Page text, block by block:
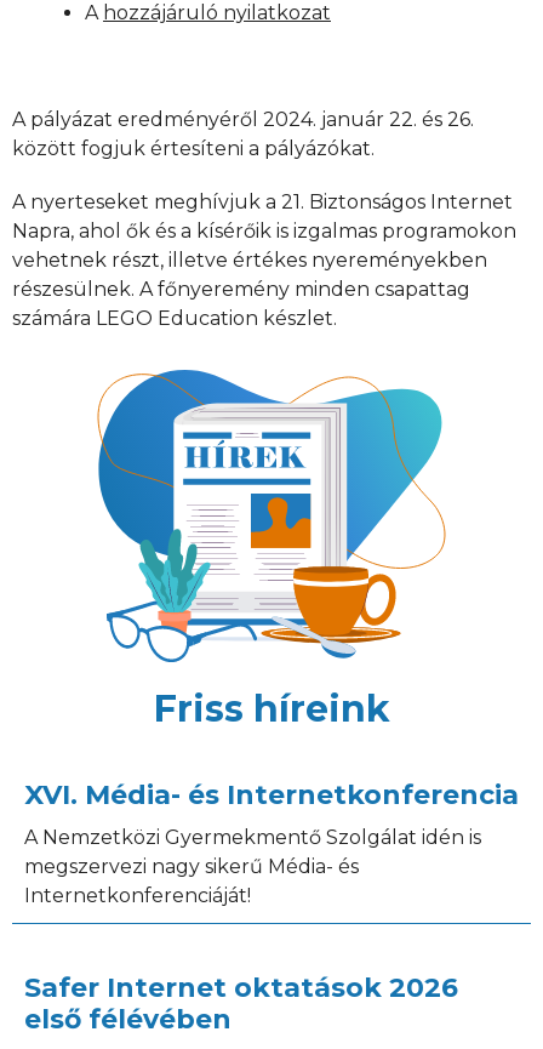
A hozzájáruló nyilatkozat
A pályázat eredményéről 2024. január 22. és 26.
között fogjuk értesíteni a pályázókat.
A nyerteseket meghívjuk a 21. Biztonságos Internet
Napra, ahol ők és a kísérőik is izgalmas programokon
vehetnek részt, illetve értékes nyereményekben
részesülnek. A főnyeremény minden csapattag
számára LEGO Education készlet.
Friss híreink
XVI. Média- és Internetkonferencia
A Nemzetközi Gyermekmentő Szolgálat idén is
megszervezi nagy sikerű Média- és
Internetkonferenciáját!
Safer Internet oktatások 2026
első félévében